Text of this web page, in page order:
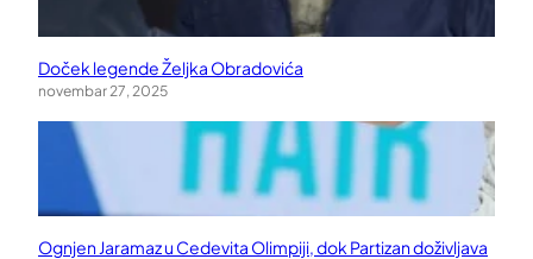
Doček legende Željka Obradovića
novembar 27, 2025
Ognjen Jaramaz u Cedevita Olimpiji, dok Partizan doživljava